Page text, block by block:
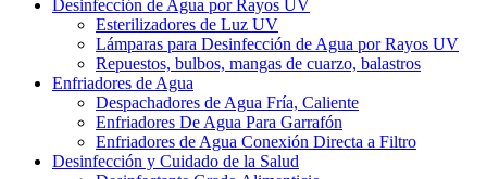
Desinfección de Agua por Rayos UV
Esterilizadores de Luz UV
Lámparas para Desinfección de Agua por Rayos UV
Repuestos, bulbos, mangas de cuarzo, balastros
Enfriadores de Agua
Despachadores de Agua Fría, Caliente
Enfriadores De Agua Para Garrafón
Enfriadores de Agua Conexión Directa a Filtro
Desinfección y Cuidado de la Salud